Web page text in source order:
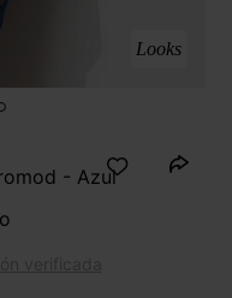
Looks
- Azul